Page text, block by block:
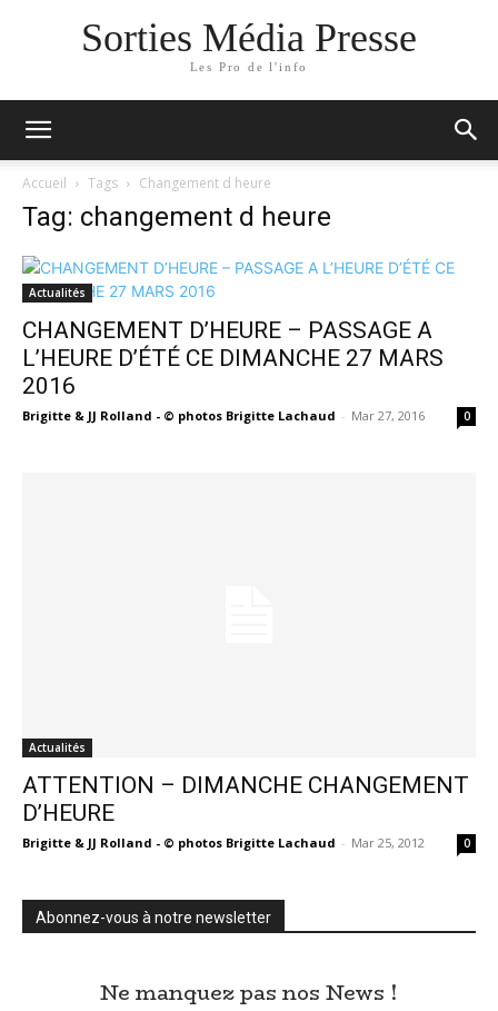
Sorties Média Presse
Les Pro de l'info
Accueil Tags Changement d heure
Tag: changement d heure
Actualités
CHANGEMENT D’HEURE – PASSAGE A
L’HEURE D’ÉTÉ CE DIMANCHE 27 MARS
2016
Brigitte & JJ Rolland - © photos Brigitte Lachaud - Mar 27, 2016 0
Actualités
ATTENTION – DIMANCHE CHANGEMENT
D’HEURE
Brigitte & JJ Rolland - © photos Brigitte Lachaud - Mar 25, 2012 0
Abonnez-vous à notre newsletter
Ne manquez pas nos News !